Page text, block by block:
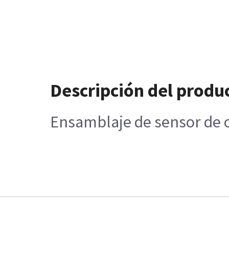
Descripción del
Ensamblaje de sensor de